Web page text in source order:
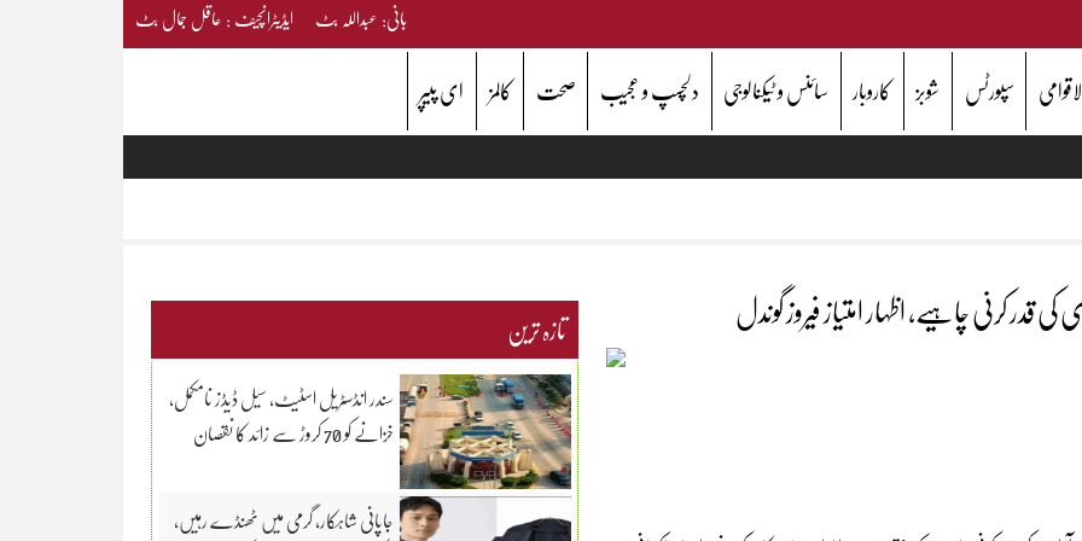
بانی: عبداللہ بٹ ایڈیٹرانچیف : عاقل جمال بٹ
سپورٹس شوبز کاروبار سائنس و ٹیکنالوجی دلچسپ و عجیب صحت کالمز ای پیپر
کرنی چاہیے، اظہار امتیاز فیروز گوندل تازہ ترین
سندر انڈسٹریل اسٹیٹ، سیل ڈیڈز نامکمل،
خزانے کو 70 کروڑ سے زائد کا نقصان
جاپانی شاہکار، گرمی میں ٹھنڈے رہیں،